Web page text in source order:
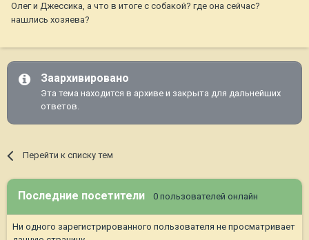
Олег и Джессика, а что в итоге с собакой? где она сейчас?
нашлись хозяева?
Заархивировано
Эта тема находится в архиве и закрыта для дальнейших
ответов.
Перейти к списку тем
Последние посетители 0 пользователей онлайн
Ни одного зарегистрированного пользователя не просматривает